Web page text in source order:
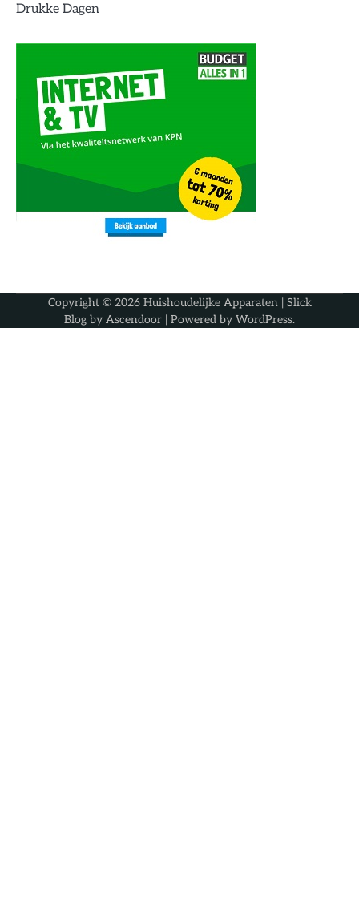
Drukke Dagen
Copyright © 2026 Huishoudelijke Apparaten| Slick
Blog by Ascendoor | Powered by WordPress.